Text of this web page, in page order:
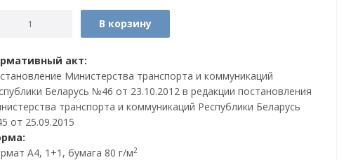
В корзину
акт:
Министерства транспорта и коммуникаций
Беларусь №46 от 23.10.2012 в редакции постановления
транспорта и коммуникаций Республики Беларусь
от 25.09.2015
А4, 1+1, бумага 80 г/м2